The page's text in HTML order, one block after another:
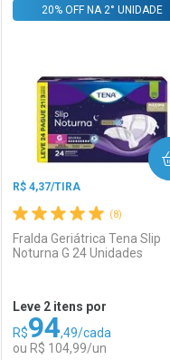
Comprar sem Desconto
Por R$ 155,99/cada
Comprar sem Desconto
Por R$ 155,99/cada
(8)
R$ 4,37/TIRA
Fralda Geriátrica Tena Slip
Noturna G 24 Unidades
20% OFF NA 2° UNIDADE
Leve 2 itens por
R$94,49/cada
ou R$ 104,99/un
COMPRAR